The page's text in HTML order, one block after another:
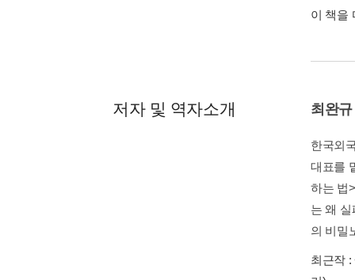
이 책을
저자 및 역자소개 최완규
한국외
대표를
하는 법
는 왜
의 비밀
최근작 :